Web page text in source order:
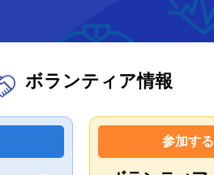
ボランティア情報
参加する